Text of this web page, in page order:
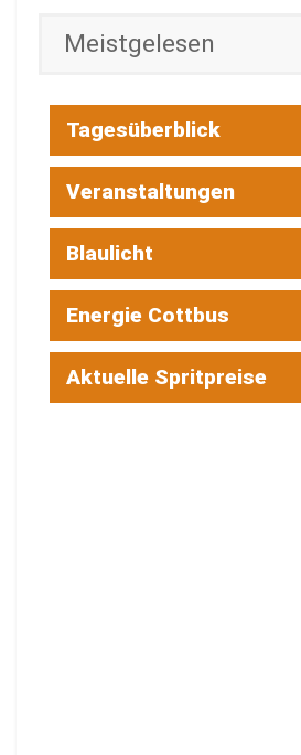
Meistgelesen
Tagesüberblick
Veranstaltungen
Blaulicht
Energie Cottbus
Aktuelle Spritpreise